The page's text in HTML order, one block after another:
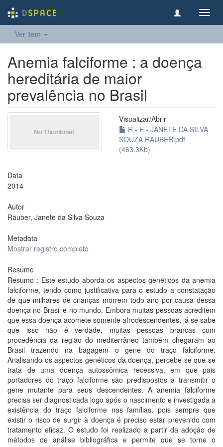
Ver item
Anemia falciforme : a doença
hereditária de maior
prevalência no Brasil
Visualizar/Abrir
R - E - JANETE DA SILVA
SOUZA RAUBER.pdf
(463.3Kb)
Data
2014
Autor
Rauber, Janete da Silva Souza
Metadata
Mostrar registro completo
Resumo
Resumo : Este estudo aborda os aspectos genéticos da anemia
falciforme, tendo como justificativa para o estudo a constatação
de que milhares de crianças morrem todo ano por causa dessa
doença no Brasil e no mundo. Embora muitas pessoas acreditem
que essa doença acomete somente afrodescendentes, já se sabe
que isso não é verdade, muitas pessoas brancas com
procedência da região do mediterrâneo também chegaram ao
Brasil trazendo na bagagem o gene do traço falciforme.
Analisando os aspectos genéticos da doença, percebe-se que se
trata de uma doença autossômica recessiva, em que pais
portadores do traço falciforme são predispostos a transmitir o
gene mutante para seus descendentes. A anemia falciforme
precisa ser diagnosticada logo após o nascimento e investigada a
existência do traço falciforme nas famílias, pois sempre que
existir o risco de surgir à doença é preciso estar prevenido com
tratamento eficaz. O estudo foi realizado a partir da adoção de
métodos de análise bibliográfica e permite que se torne o